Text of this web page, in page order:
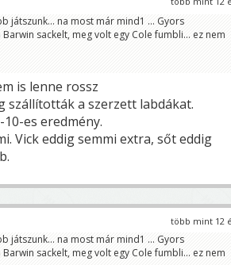
játszunk... na most már mind1 ... Gyors
sackelt, meg volt egy Cole fumbli... ez nem
is lenne rossz
szállították a szerzett labdákat.
es eredmény.
Vick eddig semmi extra, sőt eddig
több mint 12
játszunk... na most már mind1 ... Gyors
sackelt, meg volt egy Cole fumbli... ez nem